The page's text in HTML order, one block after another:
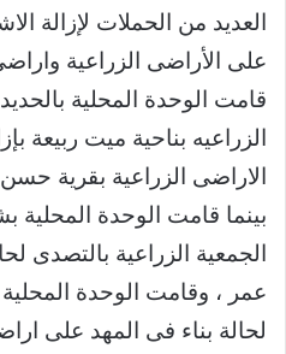
العديد من الحملات لإزالة
على الأراضى الزراعية
قامت الوحدة المحلية
الزراعيه بناحية ميت ربيعة
الاراضى الزراعية بقرية
بينما قامت الوحدة المحلية
الجمعية الزراعية بالتصدى
عمر ، وقامت الوحدة
لحالة بناء فى المهد على